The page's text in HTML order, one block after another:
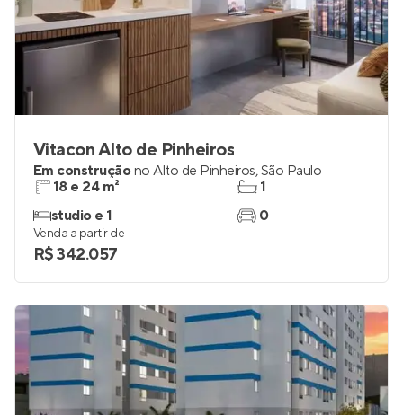
Vitacon Alto de Pinheiros
Em construçãono Alto de Pinheiros,São Paulo
18 e 24 m²
studio e 1
1
0
Venda a partir de
R$ 342.057